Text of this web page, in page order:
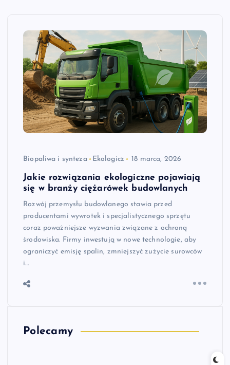
Biopaliwa i synteza Ekologicz 18 marca, 2026
Jakie rozwiązania ekologiczne pojawiają
się w branży ciężarówek budowlanych
Rozwój przemysłu budowlanego stawia przed
producentami wywrotek i specjalistycznego sprzętu
coraz poważniejsze wyzwania związane z ochroną
środowiska. Firmy inwestują w nowe technologie, aby
ograniczyć emisję spalin, zmniejszyć zużycie surowców
i…
Polecamy